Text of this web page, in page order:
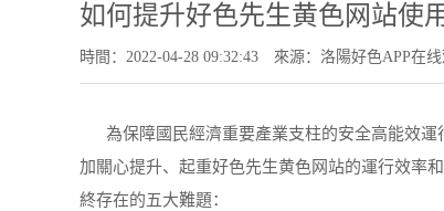
如何提升好色先生黄色网站使
時間：2022-04-28 09:32:43 來源：洛陽好色APP在
為保障國民經濟重要產業支柱的安全高能效運
加關心提升、起重好色先生黄色网站的運行效率
終存在的五大難題：